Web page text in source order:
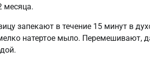
месяца.
запекают в течение 15 минут в
натертое мыло. Перемешивают,